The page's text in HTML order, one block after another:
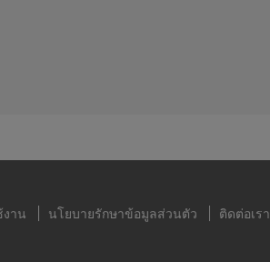
รมสิทธิ์ของและดูแลจัดการโดยเฮอร์บา
และหากวิดีโออนุญาตให้ดาวน์โหลดได้
สงค์ในการส่งเสริมธุรกิจเฮอร์บาไลฟ์
รถจำหน่ายหรือแสวงหากำไรจากการ
งาน นโยบายรักษาข้อมูลส่วนตัว ติดต่อเรา